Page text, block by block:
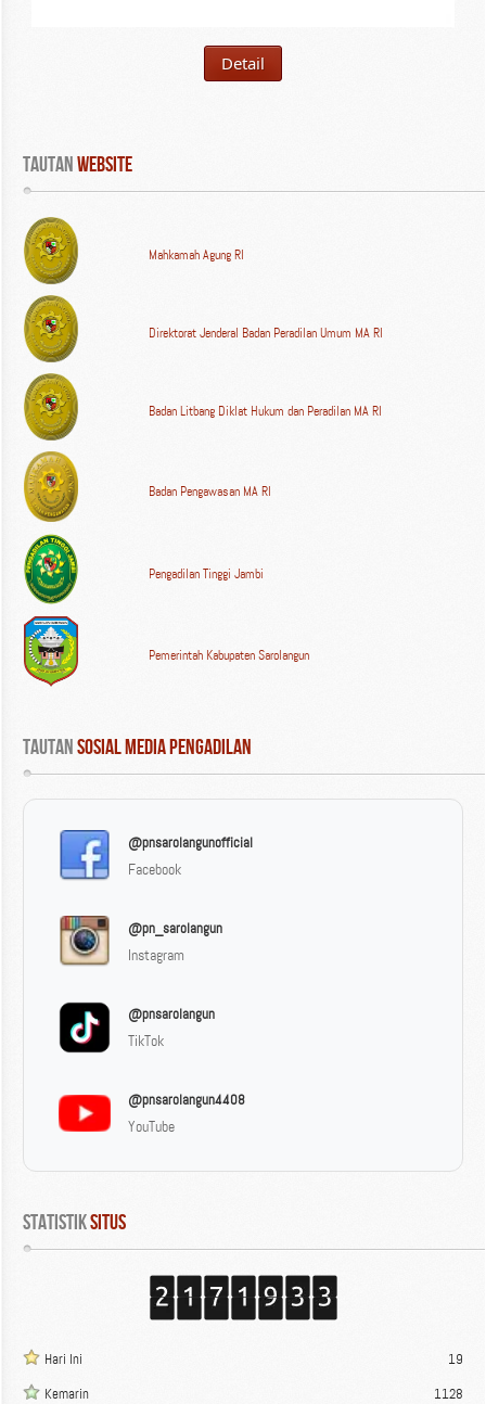
Detail
Tautan WEBSITE
Mahkamah Agung RI
Direktorat Jenderal Badan Peradilan Umum MA RI
Badan Litbang Diklat Hukum dan Peradilan MA RI
Badan Pengawasan MA RI
Pengadilan Tinggi Jambi
Pemerintah Kabupaten Sarolangun
Tautan Sosial Media Pengadilan
@pnsarolangunofficial
Facebook
@pn_sarolangun
Instagram
@pnsarolangun
TikTok
@pnsarolangun4408
YouTube
Statistik Situs
Hari Ini
19
Kemarin
1128